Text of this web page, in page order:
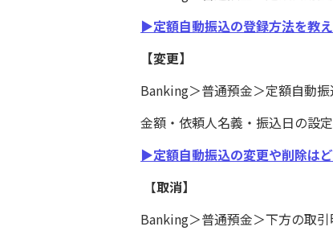
▶定額自動振込の登録方法を教
【変更】
Banking＞普通預金＞定額自動
金額・依頼人名義・振込日の設定
▶定額自動振込の変更や削除は
【取消】
Banking＞普通預金＞下方の取